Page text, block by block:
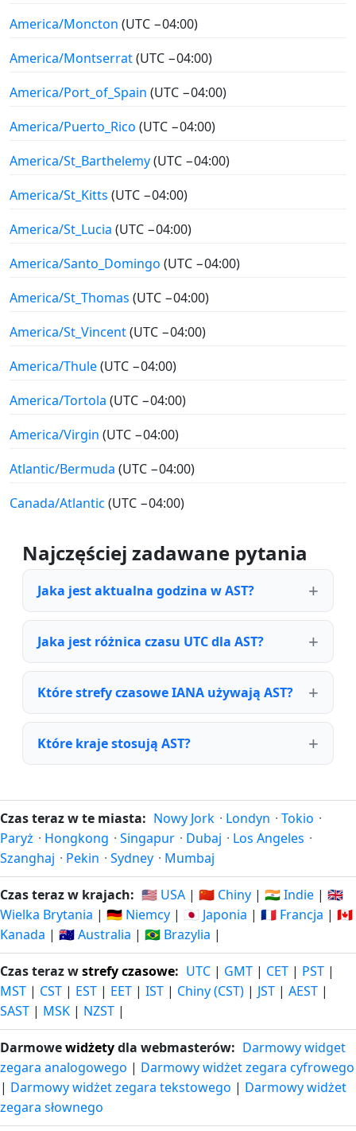
America/Moncton (UTC −04:00)
America/Montserrat(UTC −04:00)
America/Port_of_Spain (UTC −04:00)
America/Puerto_Rico (UTC −04:00)
America/St_Barthelemy(UTC −04:00)
America/St_Kitts (UTC −04:00)
America/St_Lucia (UTC −04:00)
America/Santo_Domingo (UTC −04:00)
America/St_Thomas (UTC −04:00)
America/St_Vincent(UTC −04:00)
America/Thule(UTC −04:00)
America/Tortola (UTC −04:00)
America/Virgin (UTC −04:00)
Atlantic/Bermuda (UTC −04:00)
Canada/Atlantic (UTC −04:00)
Najczęściej zadawane pytania
Jaka jest aktualna godzina w AST?
Jaka jest różnica czasu UTC dla AST?
Które strefy czasowe IANA używają AST?
Które kraje stosują AST?
Czas teraz w te miasta: Nowy Jork · Londyn · Tokio ·
Paryż · Hongkong · Singapur · Dubaj · Los Angeles ·
Szanghaj · Pekin · Sydney · Mumbaj
Czas teraz w krajach: 🇺🇸 USA | 🇨🇳 Chiny | 🇮🇳 Indie | 🇬🇧
Wielka Brytania | 🇩🇪 Niemcy | 🇯🇵 Japonia | 🇫🇷 Francja | 🇨🇦
Kanada | 🇦🇺 Australia | 🇧🇷 Brazylia |
Czas teraz wstrefy czasowe: UTC | GMT | CET | PST |
MST | CST | EST | EET | IST | Chiny (CST) | JST | AEST |
SAST | MSK | NZST |
Darmowewidżetydla webmasterów: Darmowy widget
zegara analogowego | Darmowy widżet zegara cyfrowego
| Darmowy widżet zegara tekstowego | Darmowy widżet
zegara słownego